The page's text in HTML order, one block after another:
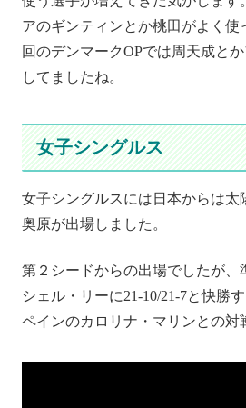
アのギンティンとか桃田がよく使
回のデンマークOPでは周天成と
してましたね。
女子シングルス
女子シングルスには日本からは太
奥原が出場しました。
第２シードからの出場でしたが、
シェル・リーに21-10/21-7と快勝
ペインのカロリナ・マリンとの対